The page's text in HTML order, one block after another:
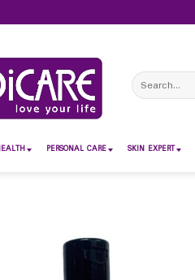
Search
for:
PERSONAL CARE SKIN EXPERT